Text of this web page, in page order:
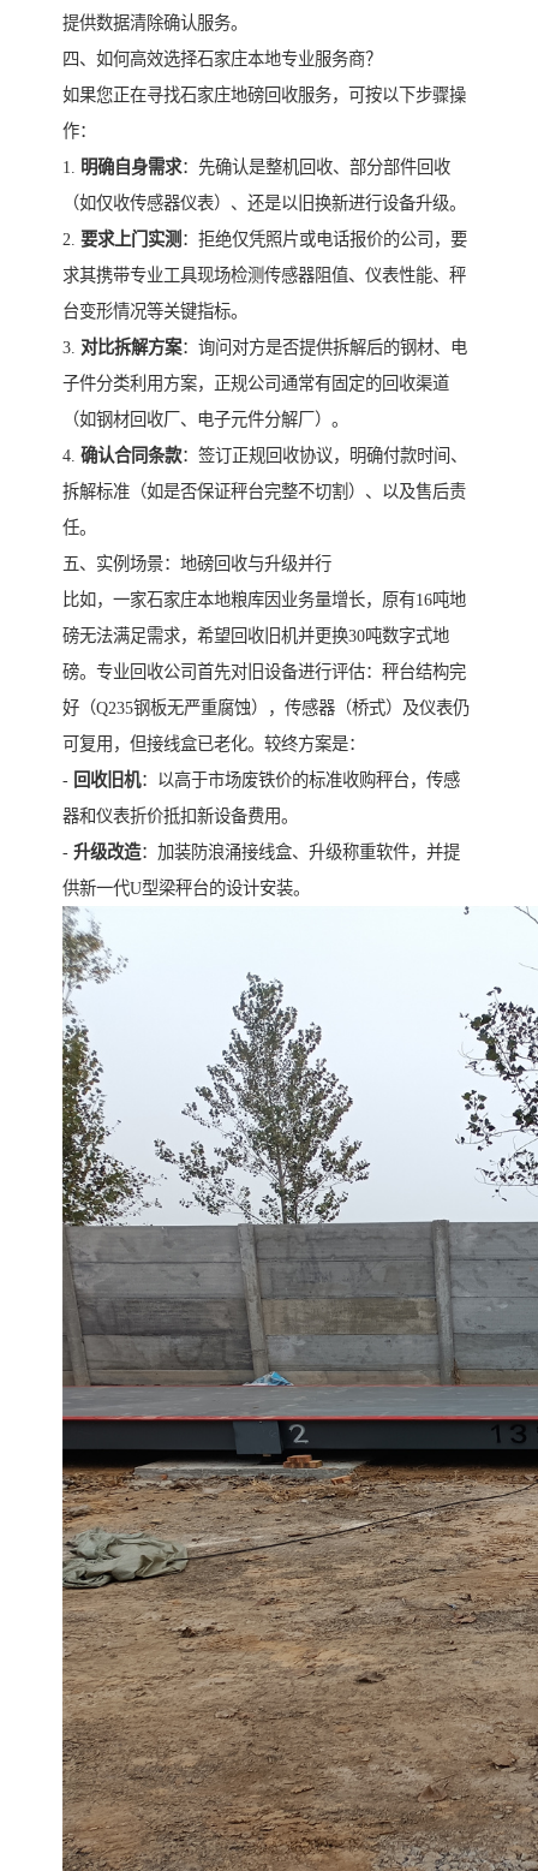
提供数据清除确认服务。
四、如何高效选择石家庄本地专业服务商？
如果您正在寻找石家庄地磅回收服务，可按以下步骤操
作：
1. 明确自身需求：先确认是整机回收、部分部件回收
（如仅收传感器仪表）、还是以旧换新进行设备升级。
2. 要求上门实测 ：拒绝仅凭照片或电话报价的公司，要
求其携带专业工具现场检测传感器阻值、仪表性能、秤
台变形情况等关键指标。
3. 对比拆解方案：询问对方是否提供拆解后的钢材、电
子件分类利用方案，正规公司通常有固定的回收渠道
（如钢材回收厂、电子元件分解厂）。
4. 确认合同条款：签订正规回收协议，明确付款时间、
拆解标准（如是否保证秤台完整不切割）、以及售后责
任。
五、实例场景：地磅回收与升级并行
比如，一家石家庄本地粮库因业务量增长，原有16吨地
磅无法满足需求，希望回收旧机并更换30吨数字式地
磅。专业回收公司首先对旧设备进行评估：秤台结构完
好（Q235钢板无严重腐蚀），传感器（桥式）及仪表仍
可复用，但接线盒已老化。较终方案是：
- 回收旧机：以高于市场废铁价的标准收购秤台，传感
器和仪表折价抵扣新设备费用。
- 升级改造：加装防浪涌接线盒、升级称重软件，并提
供新一代U型梁秤台的设计安装。